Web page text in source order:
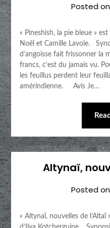
Posted on
« Pineshish, la pie bleue »
Noël et Camille Lavoie.
d’angoisse fait frissonner la
francs, c’est du jamais vu.
les feuillus perdent leur
amérindienne. Avis Je…
Altynaï,
Posted on
« Altynaï, nouvelles de